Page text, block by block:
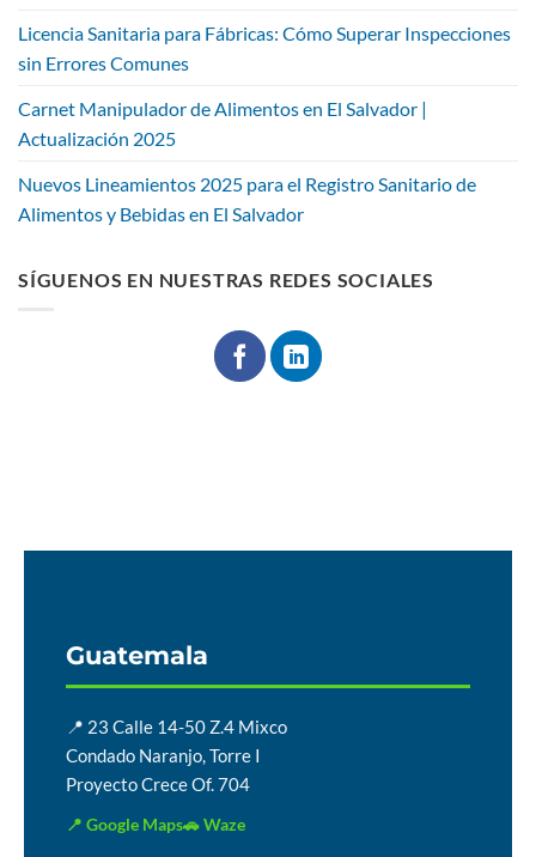
Licencia Sanitaria para Fábricas: Cómo Superar Inspecciones
sin Errores Comunes
Carnet Manipulador de Alimentos en El Salvador |
Actualización 2025
Nuevos Lineamientos 2025 para el Registro Sanitario de
Alimentos y Bebidas en El Salvador
SÍGUENOS EN NUESTRAS REDES SOCIALES
Guatemala
📍 23 Calle 14-50 Z.4 Mixco
Condado Naranjo, Torre I
Proyecto Crece Of. 704
📍 Google Maps🚗 Waze